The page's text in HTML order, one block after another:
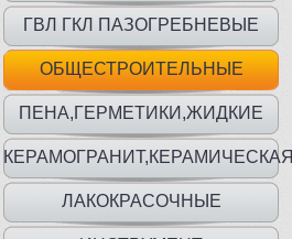
ГВЛ ГКЛ ПАЗОГРЕБНЕВЫЕ
ПЛИТЫ
ОБЩЕСТРОИТЕЛЬНЫЕ
МАТЕРИАЛЫ
ПЕНА,ГЕРМЕТИКИ,ЖИДКИЕ
ГВОЗДИ
КЕРАМОГРАНИТ,КЕРАМИЧЕСКАЯ
ПЛИТКА
ЛАКОКРАСОЧНЫЕ